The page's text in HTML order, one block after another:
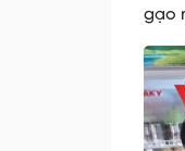
gạo